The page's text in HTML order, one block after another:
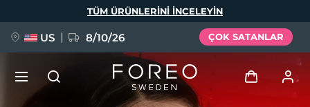
TÜM ÜRÜNLERINI INCELEYIN
US 8/10/26 ÇOK SATANLAR